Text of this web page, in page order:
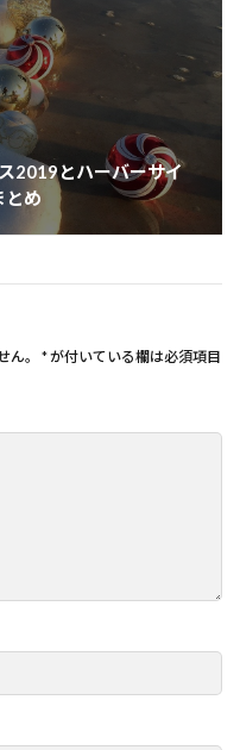
2019とハーバーサイ
とめ
。 *が付いている欄は必須項目